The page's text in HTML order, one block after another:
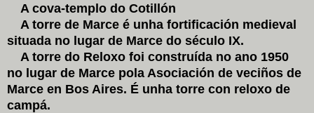
A cova-templo do Cotillón
A torre de Marce é unha fortificación medieval
situada no lugar de Marce do século IX.
A torre do Reloxo foi construída no ano 1950
no lugar de Marce pola Asociación de veciños de
Marce en Bos Aires. É unha torre con reloxo de
campá.